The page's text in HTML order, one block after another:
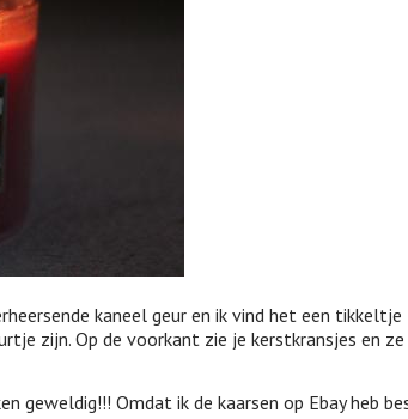
kaneel geur en ik vind het een tikkeltje
zijn. Op de voorkant zie je kerstkransjes en
geweldig!!! Omdat ik de kaarsen op Ebay heb